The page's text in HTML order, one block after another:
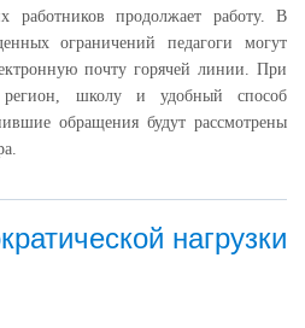
работников продолжает работу. В
ограничений педагоги могут
почту горячей линии. При
регион, школу и удобный способ
обращения будут рассмотрены
нагрузки